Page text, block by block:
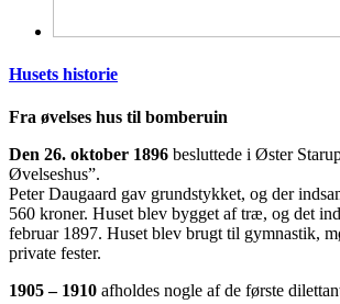
Husets historie
Fra øvelses hus til bomberuin
Den 26. oktober 1896 besluttede i Øster
Øvelseshus”.
Peter Daugaard gav grundstykket, og der
560 kroner. Huset blev bygget af træ, og det
februar 1897. Huset blev brugt til gymnastik,
private fester.
1905 – 1910 afholdes nogle af de første